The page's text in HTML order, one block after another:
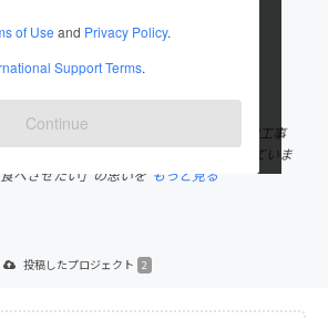
of Use and Privacy Policy.
Support Terms.
Continue
ジェクトを投稿しています
千葉県
千葉県
化。2000年 ハム・ソーセージなどの加工事
香取市で豚肉の生産から加工・販売を行っていま
べさせたい」の思いを もっと見る
投稿したプロジェクト 2